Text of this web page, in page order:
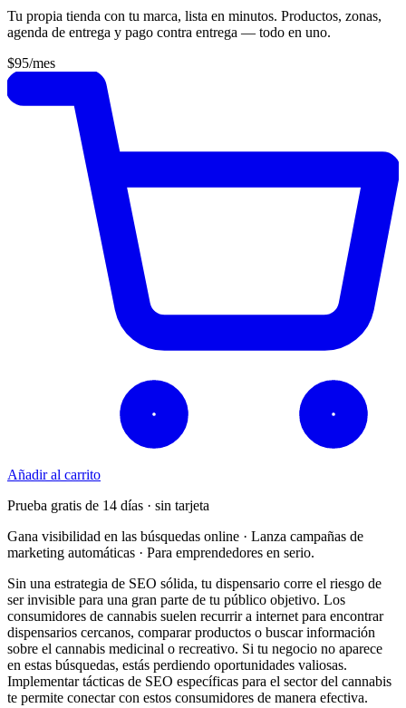
Tu propia tienda con tu marca, lista en minutos. Productos, zonas,
agenda de entrega y pago contra entrega — todo en uno.
$95/mes
Añadir al carrito
Prueba gratis de 14 días · sin tarjeta
Gana visibilidad en las búsquedas online · Lanza campañas de
marketing automáticas · Para emprendedores en serio.
Sin una estrategia de SEO sólida, tu dispensario corre el riesgo de
ser invisible para una gran parte de tu público objetivo. Los
consumidores de cannabis suelen recurrir a internet para encontrar
dispensarios cercanos, comparar productos o buscar información
sobre el cannabis medicinal o recreativo. Si tu negocio no aparece
en estas búsquedas, estás perdiendo oportunidades valiosas.
Implementar tácticas de SEO específicas para el sector del cannabis
te permite conectar con estos consumidores de manera efectiva.